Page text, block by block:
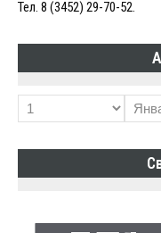
Тел. 8 (3452) 29-70-52.